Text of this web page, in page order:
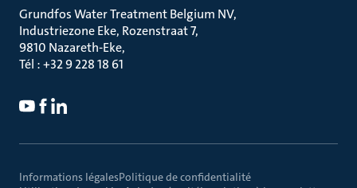
Grundfos Water Treatment Belgium NV
Industriezone Eke, Rozenstraat 7
9810 Nazareth-Eke
Tél : +32 9 228 18 61
Informations légalesPolitique de confidentialité